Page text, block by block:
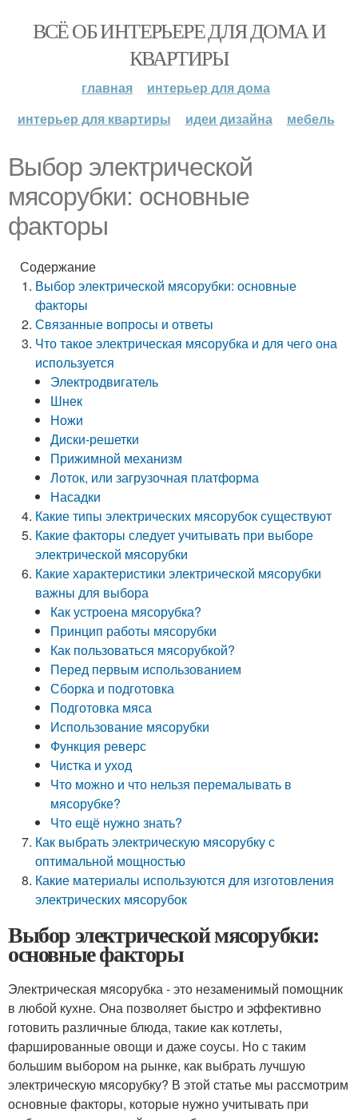
ВСЁ ОБ ИНТЕРЬЕРЕ ДЛЯ ДОМА И
КВАРТИРЫ
главная
интерьер для дома
интерьер для квартиры
идеи дизайна мебель
Выбор электрической
мясорубки: основные
факторы
Содержание
Выбор электрической мясорубки: основные
факторы
Связанные вопросы и ответы
Что такое электрическая мясорубка и для чего она
используется
Электродвигатель
Шнек
Ножи
Диски-решетки
Прижимной механизм
Лоток, или загрузочная платформа
Насадки
Какие типы электрических мясорубок существуют
Какие факторы следует учитывать при выборе
электрической мясорубки
Какие характеристики электрической мясорубки
важны для выбора
Как устроена мясорубка?
Принцип работы мясорубки
Как пользоваться мясорубкой?
Перед первым использованием
Сборка и подготовка
Подготовка мяса
Использование мясорубки
Функция реверс
Чистка и уход
Что можно и что нельзя перемалывать в
мясорубке?
Что ещё нужно знать?
Как выбрать электрическую мясорубку с
оптимальной мощностью
Какие материалы используются для изготовления
электрических мясорубок
Выбор электрической мясорубки:
основные факторы
Электрическая мясорубка - это незаменимый помощник
в любой кухне. Она позволяет быстро и эффективно
готовить различные блюда, такие как котлеты,
фаршированные овощи и даже соусы. Но с таким
большим выбором на рынке, как выбрать лучшую
электрическую мясорубку? В этой статье мы рассмотрим
основные факторы, которые нужно учитывать при